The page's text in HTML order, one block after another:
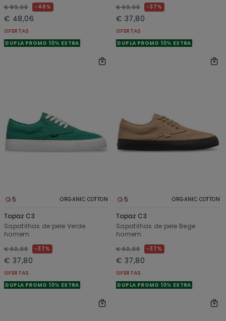
€ 89,00 46%
€ 48,06
OFERTAS
DUPLA PROMO 10% EXTRA
€ 60,00 37%
€ 37,80
OFERTAS
DUPLA PROMO 10% EXTRA
5 ORGANIC COTTON
Topaz C3
Sapatilhas de pele Verde
homem
€ 60,00 37%
€ 37,80
OFERTAS
DUPLA PROMO 10% EXTRA
5 ORGANIC COTTON
Topaz C3
Sapatilhas de pele Bege
homem
€ 60,00 37%
€ 37,80
OFERTAS
DUPLA PROMO 10% EXTRA